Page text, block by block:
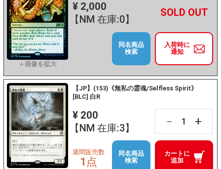
¥ 2,000
【NM 在庫:0】
－ +
入荷時に
通知
同名商品
検索
【JP】(153)《無私の霊魂/Selfless Spirit》
[BLC] 白R
¥ 200
【NM 在庫:3】
－ +
カートに
追加
週間販売数
1点
同名商品
検索